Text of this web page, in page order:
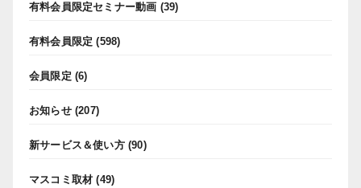
有料会員限定セミナー動画 (39)
有料会員限定 (598)
会員限定 (6)
お知らせ(207)
新サービス＆使い方(90)
マスコミ取材 (49)